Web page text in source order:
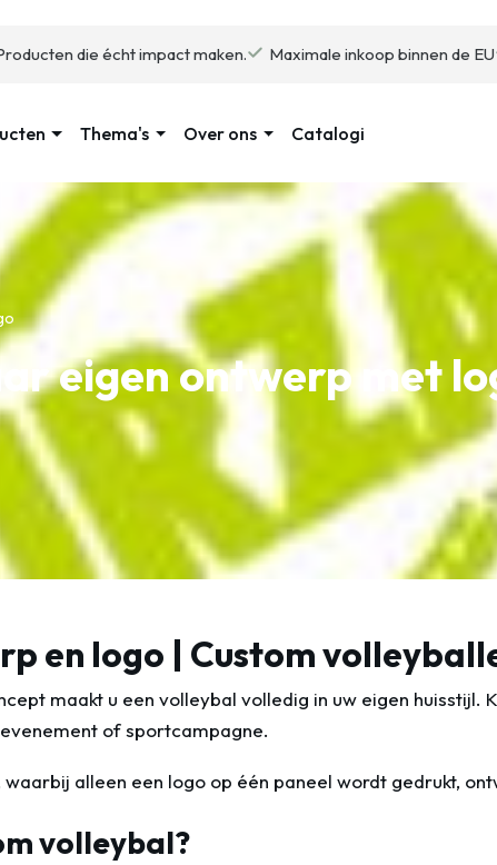
die écht impact maken. Maximale inkoop binnen de EU
Thema's Over ons Catalogi
eigen ontwerp met
en logo | Custom
maakt u een volleybal volledig in uw eigen huisstijl.
of sportcampagne.
alleen een logo op één paneel wordt gedrukt,
volleybal?